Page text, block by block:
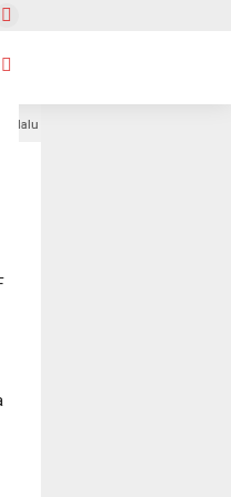
Piala AFF 2026: Indonesia Dibantai